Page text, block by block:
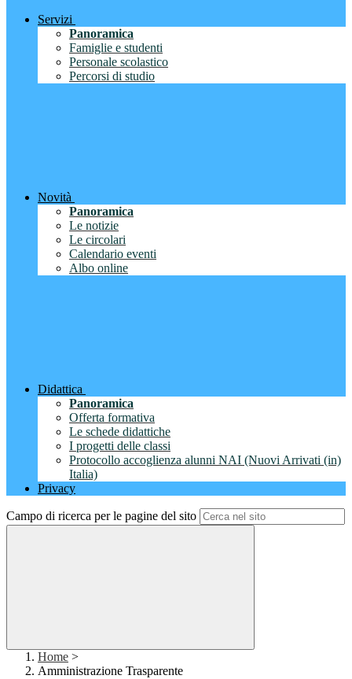
Servizi
Panoramica
Famiglie e studenti
Personale scolastico
Percorsi di studio
Novità
Panoramica
Le notizie
Le circolari
Calendario eventi
Albo online
Didattica
Panoramica
Offerta formativa
Le schede didattiche
I progetti delle classi
Protocollo accoglienza alunni NAI (Nuovi Arrivati (in)
Italia)
Privacy
Campo di ricerca per le pagine del sito
Home >
Amministrazione Trasparente